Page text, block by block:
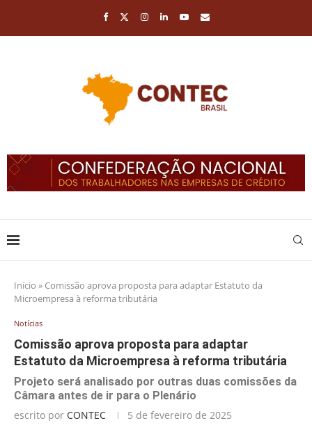
Início » Comissão aprova proposta para adaptar Estatuto da
Microempresa à reforma tributária
Notícias
Comissão aprova proposta para adaptar
Estatuto da Microempresa à reforma tributária
Projeto será analisado por outras duas comissões da
Câmara antes de ir para o Plenário
escrito por CONTEC 5 de fevereiro de 2025